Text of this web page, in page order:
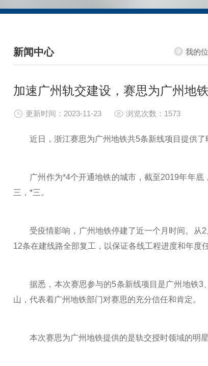
新闻中心
/ NEWS CENTER
我的
加速广州轨交建设，赛思为广州地
更新时间：2023-11-23 浏览次数：1573
近日，浙江赛思为广州地铁共5条新线项目提供了
广州作为*4个开通地铁的城市，截至2019年年底
三，*三。
受疫情影响，广州地铁停建了近一个月时间。从2
12条在建线路全部复工，以保证各线工程进度和年度
据悉，本次赛思参与的5条新线项目是广州地铁3
山，代表着广州地铁部门对赛思的充分信任和肯定。
本次赛思为广州地铁提供的是轨交授时领域的明星